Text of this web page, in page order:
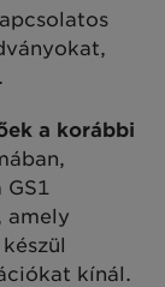
a korábbi
amely
kínál.